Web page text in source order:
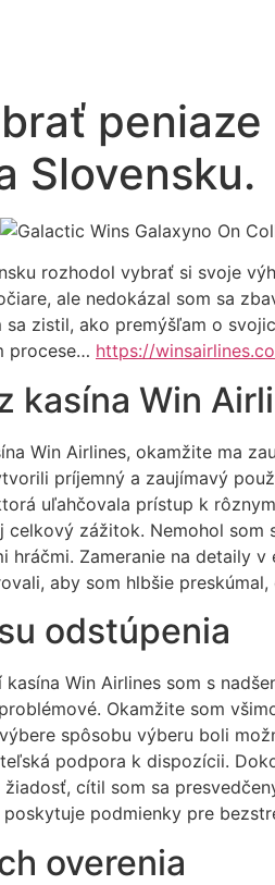
Slovensku.
rozhodol vybrať si svoje
ale nedokázal som sa
zistil, ako premýšľam o
procese… https://
kasína Win
Win Airlines, okamžite ma
príjemný a zaujímavý
uľahčovala prístup k
zážitok. Nemohol
hráčmi. Zameranie na detaily
aby som hlbšie
odstúpenia
Win Airlines som s
Okamžite som
spôsobu výberu boli
podpora k dispozícii.
cítil som sa
podmienky pre
overenia